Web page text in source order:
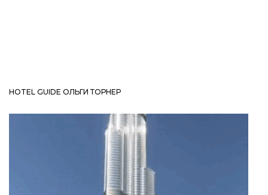
HOTEL GUIDE ОЛЬГИ ТОРНЕР